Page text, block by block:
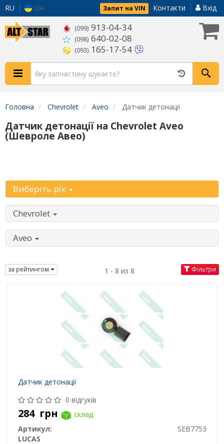
RU UA Запит на VIN Контакти Вхід
(099) 913-04-34
(098) 640-02-08
(093) 165-17-54
Головна Chevrolet Aveo Датчик детонації
Датчик детонації на Chevrolet Aveo
(Шевроле Авео)
Виберіть рік
Chevrolet
Aveo
за рейтингом 1 - 8 из 8 Фільтри
Датчик детонації
0 відгуків
284 грн
склад
Артикул:
SEB7753
LUCAS